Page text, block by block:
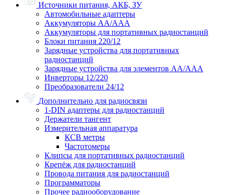
Источники питания, АКБ, ЗУ
Автомобильные адаптеры
Аккумуляторы АА/ААА
Аккумуляторы для портативных радиостанций
Блоки питания 220/12
Зарядные устройства для портативных
радиостанций
Зарядные устройства для элементов АА/ААА
Инверторы 12/220
Преобразователи 24/12
Дополнительно для радиосвязи
1-DIN адаптеры для радиостанций
Держатели тангент
Измерительная аппаратура
КСВ метры
Частотомеры
Клипсы для портативных радиостанций
Крепёж для радиостанций
Провода питания для радиостанций
Программаторы
Прочее радиооборудование